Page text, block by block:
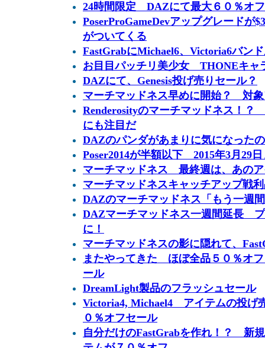
24時間限定 DAZにて最大６０％オ
PoserProGameDevアップグレードが
がついてくる
FastGrabにMichael6、Victoria6バン
お目目パッチリ美少女 THONEキャ
DAZにて、Genesis投げ売りセール？
マーチマッドネス早めに開始？ 対
Renderosityのマーチマッドネス！？
にも注目だ
DAZのパンダがあまりに気になった
Poser2014が半額以下 2015年3月29
マーチマッドネス 最終週は、あの
マーチマッドネスキャッチアップ戦
DAZのマーチマッドネス「もう一週
DAZマーチマッドネス一週間延長
に！
マーチマッドネスの影に隠れて、
またやってきた ほぼ全品５０％オ
ール
DreamLight製品のフラッシュセール
Victoria4, Michael4 アイテムの投げ
０％オフセール
自分だけのFastGrabを作れ！？ 新